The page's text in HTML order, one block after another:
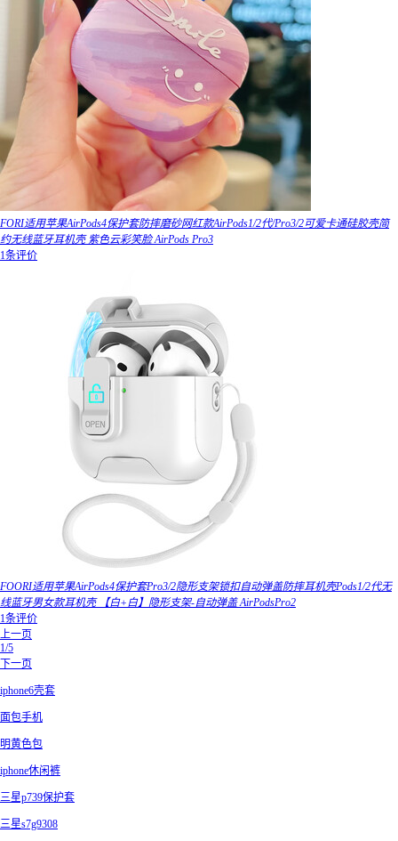
FORI适用苹果AirPods4保护套防摔磨砂网红款AirPods1/2代/Pro3/2可爱卡通硅胶壳简
约无线蓝牙耳机壳 紫色云彩笑脸 AirPods Pro3
1条评价
FOORI适用苹果AirPods4保护套Pro3/2隐形支架锁扣自动弹盖防摔耳机壳Pods1/2代无
线蓝牙男女款耳机壳 【白+白】隐形支架-自动弹盖 AirPodsPro2
1条评价
上一页
1/5
下一页
iphone6壳套
面包手机
明黄色包
iphone休闲裤
三星p739保护套
三星s7g9308